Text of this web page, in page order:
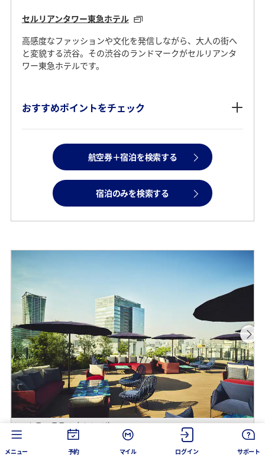
セルリアンタワー東急ホテル
高感度なファッションや文化を発信しながら、大人の街へ
と変貌する渋谷。その渋谷のランドマークがセルリアンタ
ワー東急ホテルです。
おすすめポイントをチェック
航空券＋宿泊を検索する
宿泊のみを検索する
レストラン テラス（イメージ）
メニュー 予約 マイル ログイン サポート